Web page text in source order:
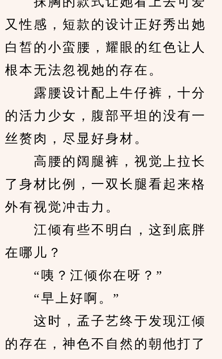
又性感，短款的设计正好秀出她
白皙的小蛮腰，耀眼的红色让人
根本无法忽视她的存在。
露腰设计配上牛仔裤，十分
的活力少女，腹部平坦的没有一
丝赘肉，尽显好身材。
高腰的阔腿裤，视觉上拉长
了身材比例，一双长腿看起来格
外有视觉冲击力。
江倾有些不明白，这到底胖
在哪儿？
“咦？江倾你在呀？”
“早上好啊。”
这时，孟子艺终于发现江倾
的存在，神色不自然的朝他打了